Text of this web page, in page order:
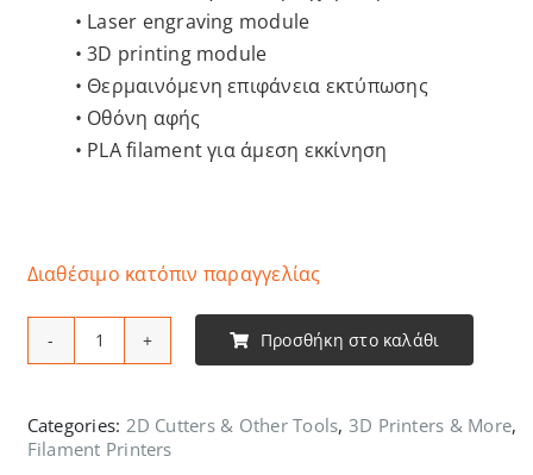
• Laser engraving module
• 3D printing module
• Θερμαινόμενη επιφάνεια εκτύπωσης
• Οθόνη αφής
• PLA filament για άμεση εκκίνηση
Διαθέσιμο κατόπιν παραγγελίας
SNAPMAKER
ποσότητα
Προσθήκη στο καλάθι
Categories: 2D Cutters & Other Tools, 3D Printers & More,
Filament Printers